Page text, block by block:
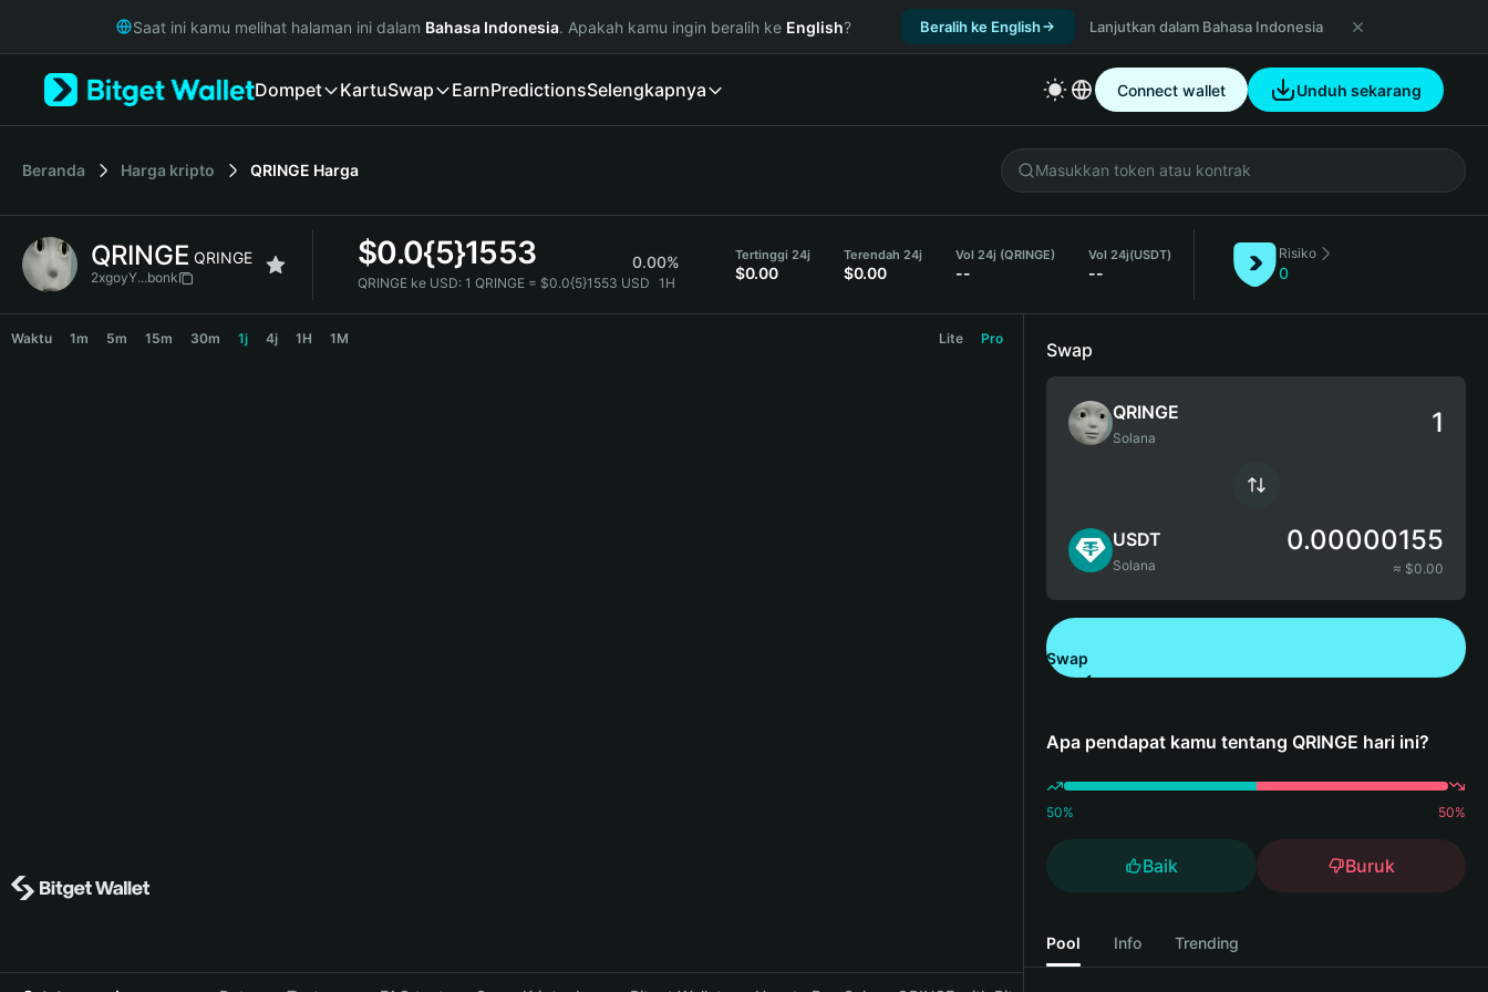
Русский
Italiano
简体中文
繁體中文
Bahasa Indonesia
Saat ini kamu melihat halaman ini dalam Bahasa Indonesia. Apakah kamu ingin beralih ke English? Beralih ke English Lanjutkan dalam Bahasa Indonesia
Dompet KartuSwap EarnPredictionsSelengkapnya Connect wallet Unduh sekarang
Beranda Harga kripto QRINGE Harga
QRINGE QRINGE
2xgoyY...bonk
$0.0{5}1553 0.00%
QRINGE ke USD: 1 QRINGE = $0.0{5}1553 USD 1H
Tertinggi 24j
$0.00
Terendah 24j
$0.00
Vol 24j (QRINGE)
--
Vol 24j(USDT)
--
Risiko
0
Waktu 1m 5m 15m 30m 1j 4j 1H 1M Lite Pro
Swap
QRINGE
Solana
USDT
Solana
0.00000155
≈ $0.00
Swap
Apa pendapat kamu tentang QRINGE hari ini?
50% 50%
Baik Buruk
Pool Info Trending